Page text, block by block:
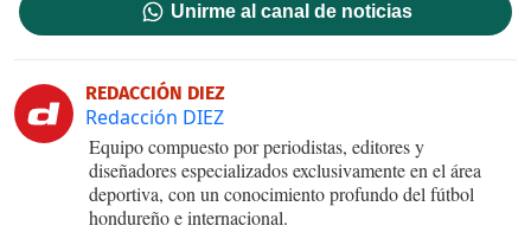
Unirme al canal de noticias
REDACCIÓN DIEZ
Redacción DIEZ
Equipo compuesto por periodistas, editores y
diseñadores especializados exclusivamente en el área
deportiva, con un conocimiento profundo del fútbol
hondureño e internacional.